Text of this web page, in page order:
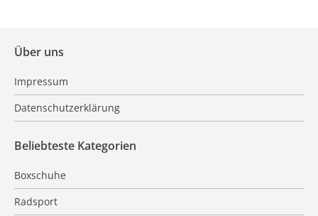
Über uns
Impressum
Datenschutzerklärung
Beliebteste Kategorien
Boxschuhe
Radsport